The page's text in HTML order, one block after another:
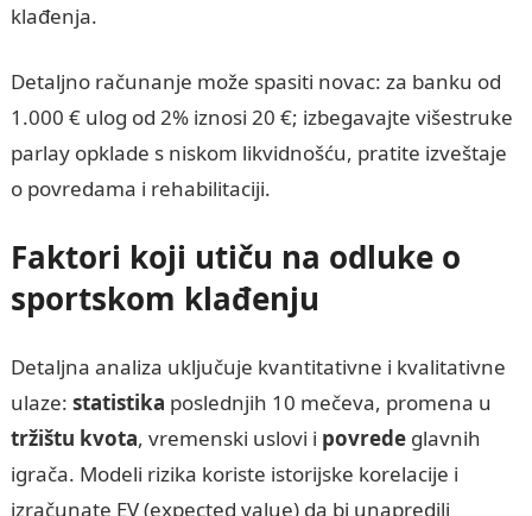
klađenja.
Detaljno računanje može spasiti novac: za banku od
1.000 € ulog od 2% iznosi 20 €; izbegavajte višestruke
parlay opklade s niskom likvidnošću, pratite izveštaje
o povredama i rehabilitaciji.
Faktori koji utiču na odluke o
sportskom klađenju
Detaljna analiza uključuje kvantitativne i kvalitativne
ulaze: statistika poslednjih 10 mečeva, promena u
tržištu kvota, vremenski uslovi i povredeglavnih
igrača. Modeli rizika koriste istorijske korelacije i
izračunate EV (expected value) da bi unapredili